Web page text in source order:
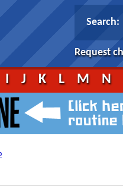
Search:
Request
I J K L M N